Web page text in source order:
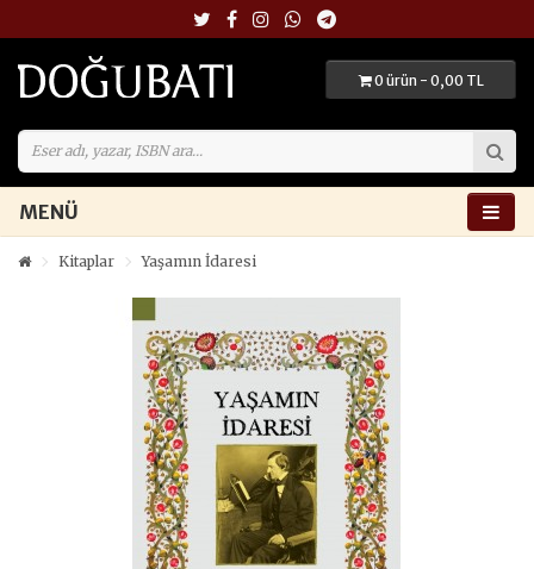
0 ürün - 0,00 TL
MENÜ
Kitaplar Yaşamın İdaresi